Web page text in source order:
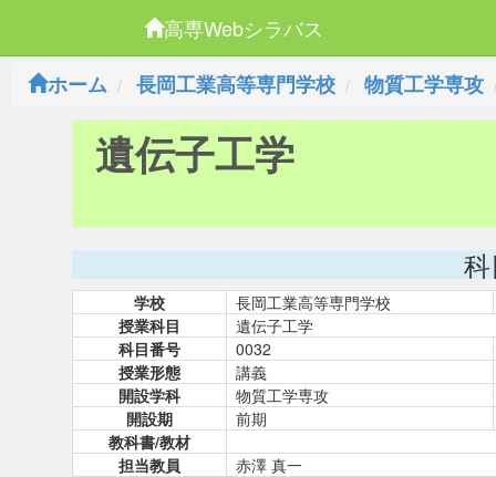
高専Webシラバス
ホーム
長岡工業高等専門学校 物質工学専攻
遺伝子工学
学校
長岡工業高等専門学校
授業科目
遺伝子工学
科目番号
0032
授業形態
講義
開設学科
物質工学専攻
開設期
前期
教科書/教材
担当教員
赤澤 真一